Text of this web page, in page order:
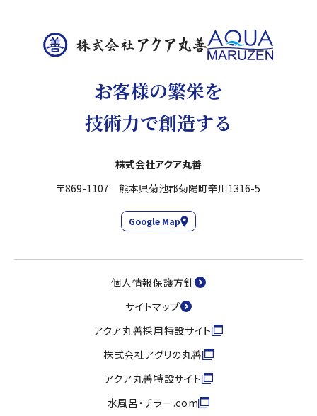
お客様の繁栄を
技術力で創造する
株式会社アクア丸善
〒869-1107 熊本県菊池郡菊陽町辛川1316-5
Google Map
個人情報保護方針
サイトマップ
アクア丸善採用特設サイト
株式会社アグリの丸善
アクア丸善特設サイト
水風呂・チラー.com